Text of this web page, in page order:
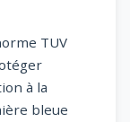
TUV
à la
bleue